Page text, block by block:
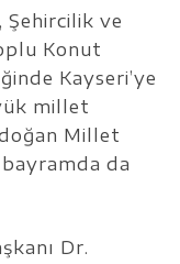
Şehircilik ve
Konut
Kayseri’ye
millet
Millet
da
Dr.